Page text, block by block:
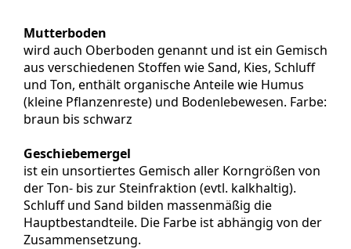
Mutterboden
wird auch Oberboden genannt und ist ein Gemisch
aus verschiedenen Stoffen wie Sand, Kies, Schluff
und Ton, enthält organische Anteile wie Humus
(kleine Pflanzenreste) und Bodenlebewesen. Farbe:
braun bis schwarz
Geschiebemergel
ist ein unsortiertes Gemisch aller Korngrößen von
der Ton- bis zur Steinfraktion (evtl. kalkhaltig).
Schluff und Sand bilden massenmäßig die
Hauptbestandteile. Die Farbe ist abhängig von der
Zusammensetzung.